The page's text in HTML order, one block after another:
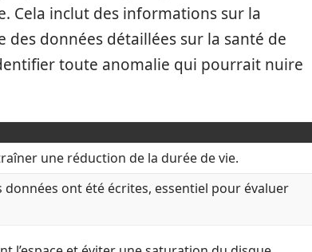
Cela inclut des informations sur la
données détaillées sur la santé de
toute anomalie qui pourrait nuire
une réduction de la durée de vie.
ont été écrites, essentiel pour évaluer